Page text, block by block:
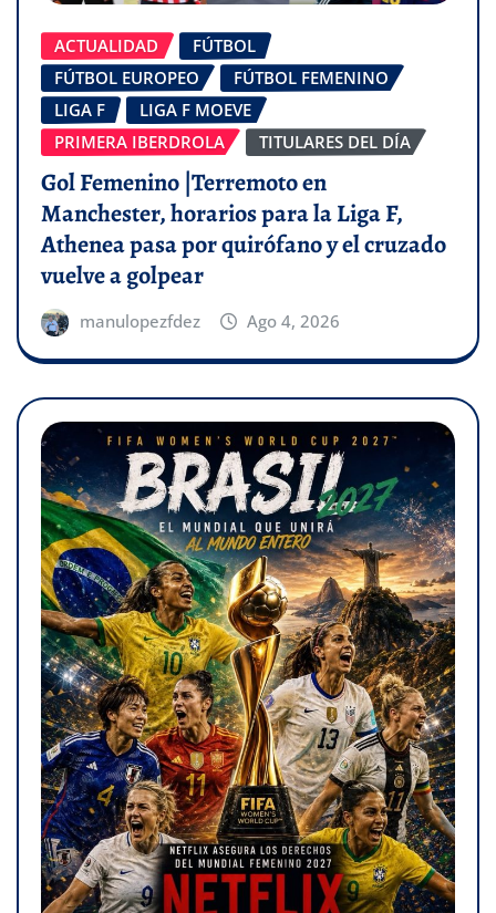
ACTUALIDAD
FÚTBOL
FÚTBOL EUROPEO
FÚTBOL FEMENINO
LIGA F
LIGA F MOEVE
PRIMERA IBERDROLA
TITULARES DEL DÍA
Gol Femenino |Terremoto en
Manchester, horarios para la Liga F,
Athenea pasa por quirófano y el cruzado
vuelve a golpear
manulopezfdez Ago 4, 2026